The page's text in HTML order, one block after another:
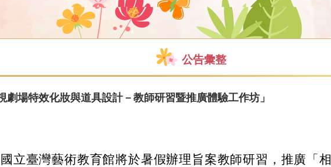
公告彙整
劇場特效化妝與道具設計－教師研習暨推廣體驗工作坊」
國立臺灣藝術教育館將於暑假辦理旨案教師研習，推廣「相